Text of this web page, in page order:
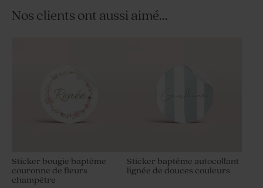
Vase rose pour cadeau invité
Nos clients ont aussi aimé...
Sticker bougie baptême
couronne de fleurs
champêtre
Sticker baptême autocollant
lignée de douces couleurs